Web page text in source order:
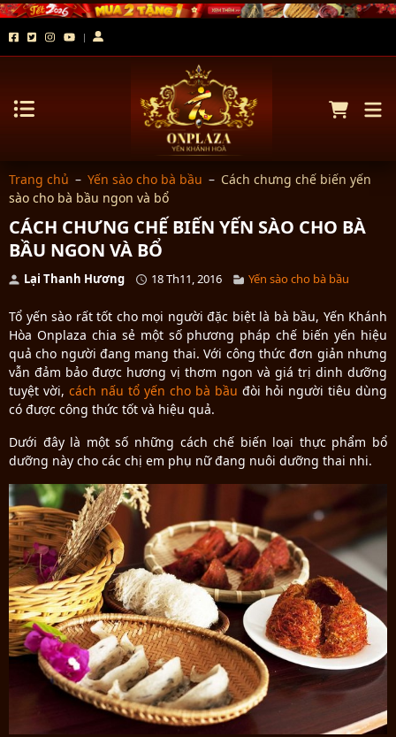
Trang chủ – Yến sào cho bà bầu – Cách chưng chế biến yến
sào cho bà bầu ngon và bổ
CÁCH CHƯNG CHẾ BIẾN YẾN SÀO CHO BÀ
BẦU NGON VÀ BỔ
Lại Thanh Hương 18 Th11, 2016 Yến sào cho bà bầu
Tổ yến sào rất tốt cho mọi người đặc biệt là bà bầu, Yến Khánh
Hòa Onplaza chia sẻ một số phương pháp chế biến yến hiệu
quả cho người đang mang thai. Với công thức đơn giản nhưng
vẫn đảm bảo được hương vị thơm ngon và giá trị dinh dưỡng
tuyệt vời, cách nấu tổ yến cho bà bầu đòi hỏi người tiêu dùng
có được công thức tốt và hiệu quả.
Dưới đây là một số những cách chế biến loại thực phẩm bổ
dưỡng này cho các chị em phụ nữ đang nuôi dưỡng thai nhi.